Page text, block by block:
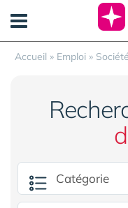
Accueil » Emploi »
Panneau de gestion des